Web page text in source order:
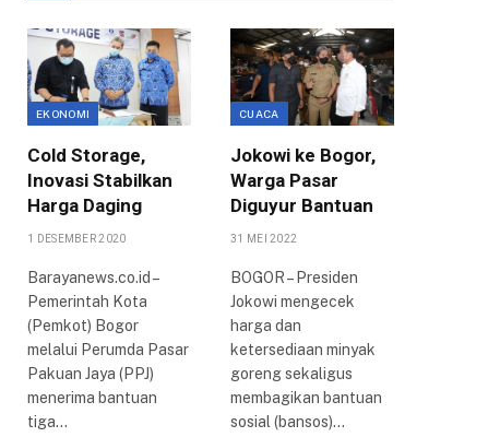
EKONOMI
Cold Storage,
Inovasi Stabilkan
Harga Daging
1 DESEMBER 2020
Barayanews.co.id –
Pemerintah Kota
(Pemkot) Bogor
melalui Perumda Pasar
Pakuan Jaya (PPJ)
menerima bantuan
tiga…
CUACA
Jokowi ke Bogor,
Warga Pasar
Diguyur Bantuan
31 MEI 2022
BOGOR – Presiden
Jokowi mengecek
harga dan
ketersediaan minyak
goreng sekaligus
membagikan bantuan
sosial (bansos)…